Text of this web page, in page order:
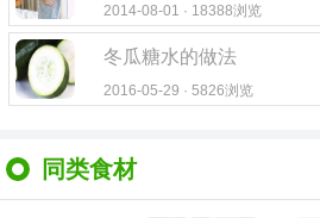
2014-08-01 · 18388浏览
冬瓜糖水的做法
2016-05-29 · 5826浏览
同类食材